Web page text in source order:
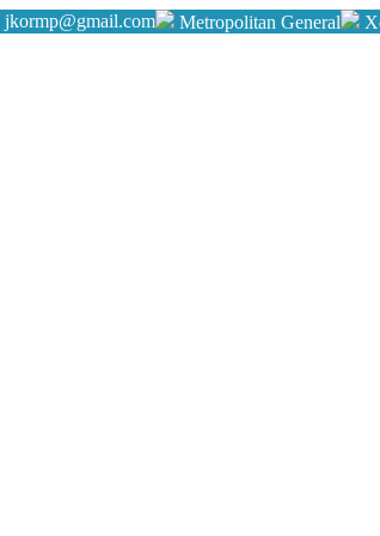
jkormp@gmail.com Metropolitan General